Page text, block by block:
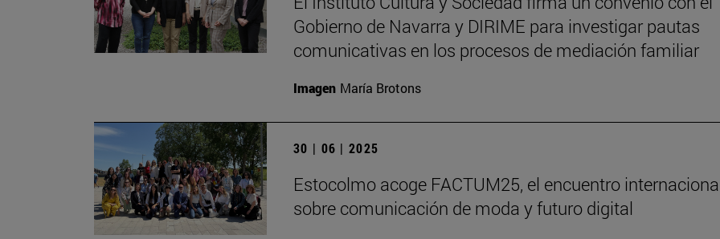
Gobierno de Navarra y DIRIME para investigar pautas
comunicativas en los procesos de mediación familiar
Imagen María Brotons
30 | 06 | 2025
Estocolmo acoge FACTUM25, el encuentro
sobre comunicación de moda y futuro digital